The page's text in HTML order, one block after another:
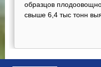
образцов
свыше 6,4 тыс тонн